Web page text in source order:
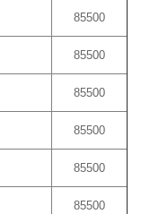
85500
85500
85500
85500
85500
85500